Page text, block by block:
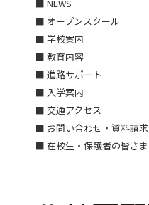
■ NEWS
■ オープンスクール
■ 学校案内
■ 教育内容
■ 進路サポート
■ 入学案内
■ 交通アクセス
■ お問い合わせ・資料請求
■ 在校生・保護者の皆さま